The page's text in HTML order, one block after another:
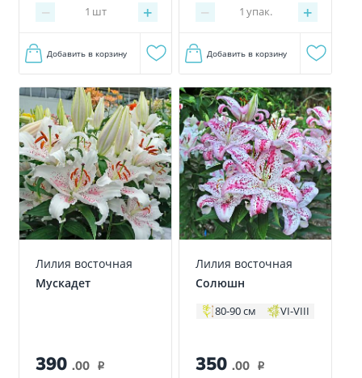
− +
1 шт
Добавить в корзину
− +
1 упак.
Добавить в корзину
Лилия восточная
Мускадет
390 .00 i
Лилия восточная
Солюшн
80-90 см VI-VIII
350 .00 i